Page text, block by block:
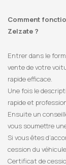
Comment
Zelzate ?
Entrer dans le
vente de votre
rapide efficace.
Une fois le
rapide et
Ensuite un
vous soumettre
Si vous êtes
cession du
Certificat de